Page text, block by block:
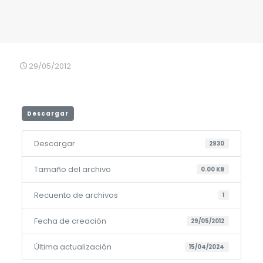
29/05/2012
Descargar
Descargar 2930
Tamaño del archivo 0.00 KB
Recuento de archivos 1
Fecha de creación 29/05/2012
Última actualización 15/04/2024